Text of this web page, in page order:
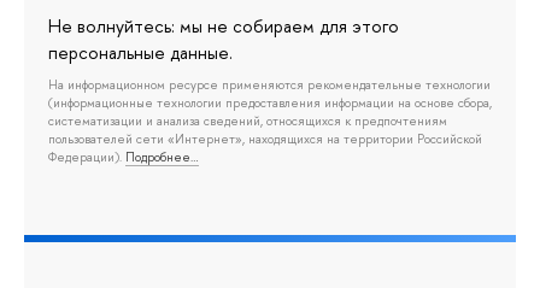
Не волнуйтесь: мы не собираем для этого
персональные данные.
На информационном ресурсе применяются рекомендательные технологии
(информационные технологии предоставления информации на основе сбора,
систематизации и анализа сведений, относящихся к предпочтениям
пользователей сети «Интернет», находящихся на территории Российской
Федерации). Подробнее…